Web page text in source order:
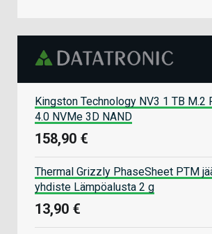
Kingston Technology NV3 1 TB M.2
4.0 NVMe 3D NAND
158,90 €
Thermal Grizzly PhaseSheet PTM
yhdiste Lämpöalusta 2 g
13,90 €